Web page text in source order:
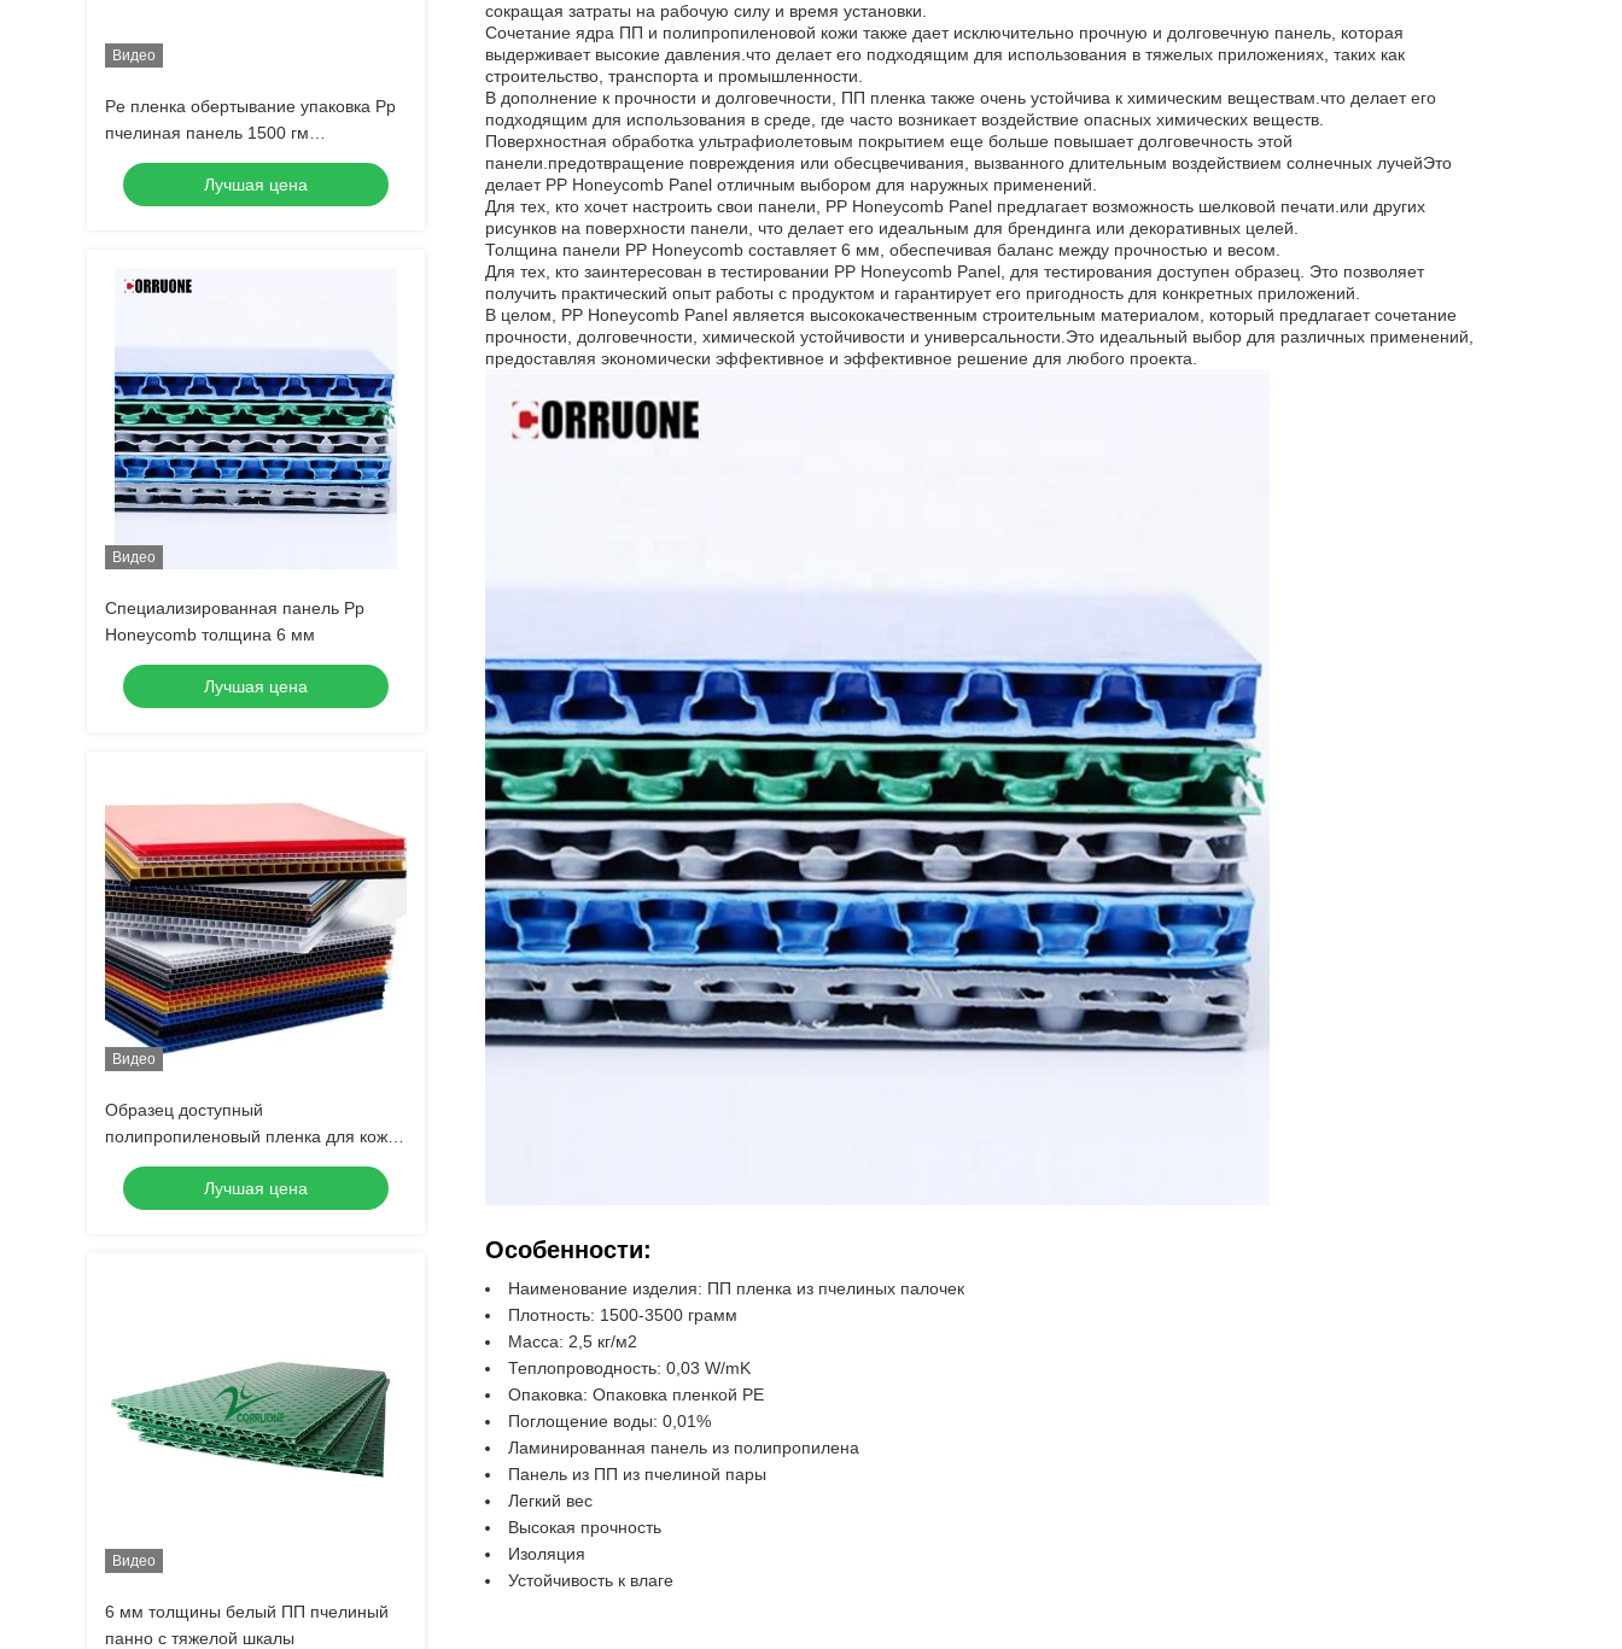
Видео
Pe пленка обертывание упаковка Pp
пчелиная панель 1500 гм
полипропиленовый материал
Лучшая цена
Видео
Специализированная панель Pp
Honeycomb толщина 6 мм
Лучшая цена
Видео
Образец доступный
полипропиленовый пленка для кожи
из медоносной палочки с шелковой
печатью
Лучшая цена
Видео
6 мм толщины белый ПП пчелиный
панно с тяжелой шкалы
сокращая затраты на рабочую силу и время установки.
Сочетание ядра ПП и полипропиленовой кожи также дает исключительно прочную и долговечную панель, которая
выдерживает высокие давления.что делает его подходящим для использования в тяжелых приложениях, таких как
строительство, транспорта и промышленности.
В дополнение к прочности и долговечности, ПП пленка также очень устойчива к химическим веществам.что делает его
подходящим для использования в среде, где часто возникает воздействие опасных химических веществ.
Поверхностная обработка ультрафиолетовым покрытием еще больше повышает долговечность этой
панели.предотвращение повреждения или обесцвечивания, вызванного длительным воздействием солнечных лучейЭто
делает PP Honeycomb Panel отличным выбором для наружных применений.
Для тех, кто хочет настроить свои панели, PP Honeycomb Panel предлагает возможность шелковой печати.или других
рисунков на поверхности панели, что делает его идеальным для брендинга или декоративных целей.
Толщина панели PP Honeycomb составляет 6 мм, обеспечивая баланс между прочностью и весом.
Для тех, кто заинтересован в тестировании PP Honeycomb Panel, для тестирования доступен образец. Это позволяет
получить практический опыт работы с продуктом и гарантирует его пригодность для конкретных приложений.
В целом, PP Honeycomb Panel является высококачественным строительным материалом, который предлагает сочетание
прочности, долговечности, химической устойчивости и универсальности.Это идеальный выбор для различных применений,
предоставляя экономически эффективное и эффективное решение для любого проекта.
Особенности:
Наименование изделия: ПП пленка из пчелиных палочек
Плотность: 1500-3500 грамм
Масса: 2,5 кг/м2
Теплопроводность: 0,03 W/mK
Опаковка: Опаковка пленкой PE
Поглощение воды: 0,01%
Ламинированная панель из полипропилена
Панель из ПП из пчелиной пары
Легкий вес
Высокая прочность
Изоляция
Устойчивость к влаге